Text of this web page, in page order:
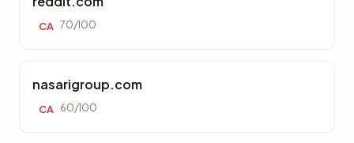
CA 70/100
nasarigroup.com
CA 60/100